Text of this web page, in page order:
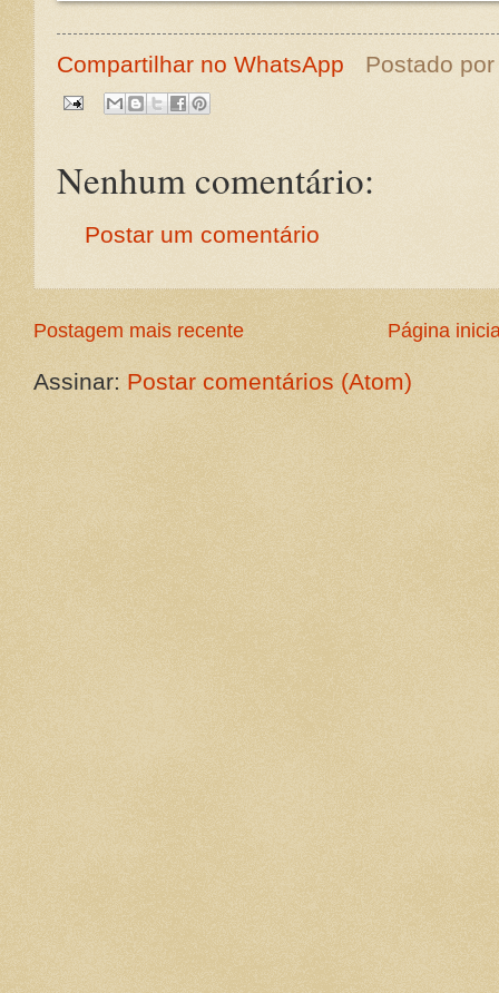
Compartilhar no WhatsApp Postado
Nenhum comentário:
Postar um comentário
Postagem mais recente Página
Assinar: Postar comentários (Atom)